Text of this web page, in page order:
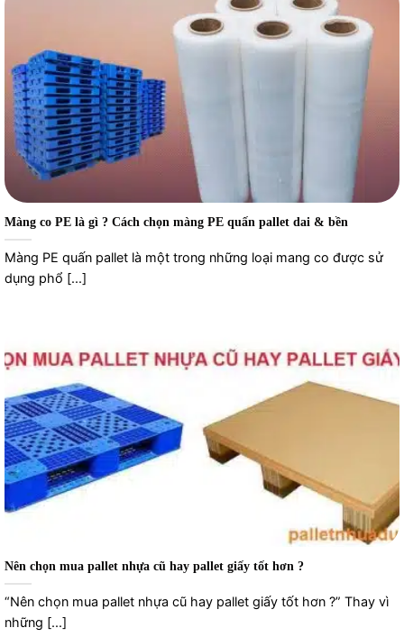
Màng co PE là gì ? Cách chọn màng PE quấn pallet dai & bền
Màng PE quấn pallet là một trong những loại mang co được sử
dụng phổ [...]
Nên chọn mua pallet nhựa cũ hay pallet giấy tốt hơn ?
“Nên chọn mua pallet nhựa cũ hay pallet giấy tốt hơn ?” Thay vì
những [...]